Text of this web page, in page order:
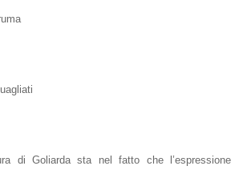
di Goliarda sta nel fatto che l’espressione